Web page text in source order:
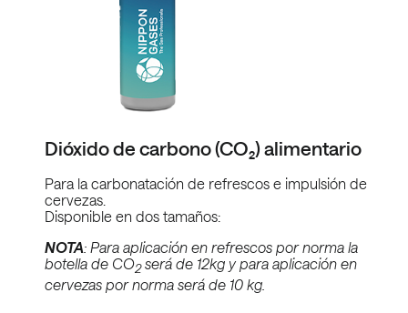
Dióxido de carbono (CO₂) alimentario
Para la carbonatación de refrescos e impulsión de
cervezas.
Disponible en dos tamaños:
NOTA: Para aplicación en refrescos por norma la
botella de CO2será de 12kg y para aplicación en
cervezas por norma será de 10 kg.